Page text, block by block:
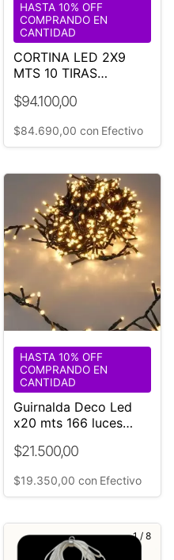
CORTINA LED 2X9
MTS 10 TIRAS
$94.100,00
HASTA 10% OFF
COMPRANDO EN
CANTIDAD
$84.690,00 con Efectivo
Guirnalda Deco Led
x20 mts 166 luces
$21.500,00
HASTA 10% OFF
COMPRANDO EN
CANTIDAD
$19.350,00 con Efectivo
1/ 8